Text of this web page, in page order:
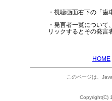
・視聴画面右下の「
・発言者一覧につい
リックするとその発言
HOME
このページは、
Copyright(C)